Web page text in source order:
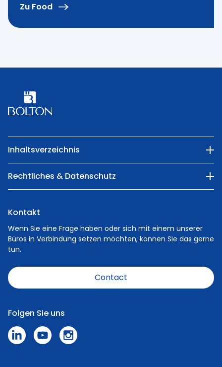
Zu Food
Inhaltsverzeichnis
Unser Unternehmen
Kategorien
Natur
Menschen
Karriere
Verhaltenskodex
Presse und Medien
Rechtliches & Datenschutz
Cookie Policy
Kontakt
Wenn Sie eine Frage haben oder sich mit einem unserer
Büros in Verbindung setzen möchten, können Sie das gerne
tun.
Contact
Folgen Sie uns